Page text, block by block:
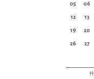
05 06
12 13
19 20
26 27